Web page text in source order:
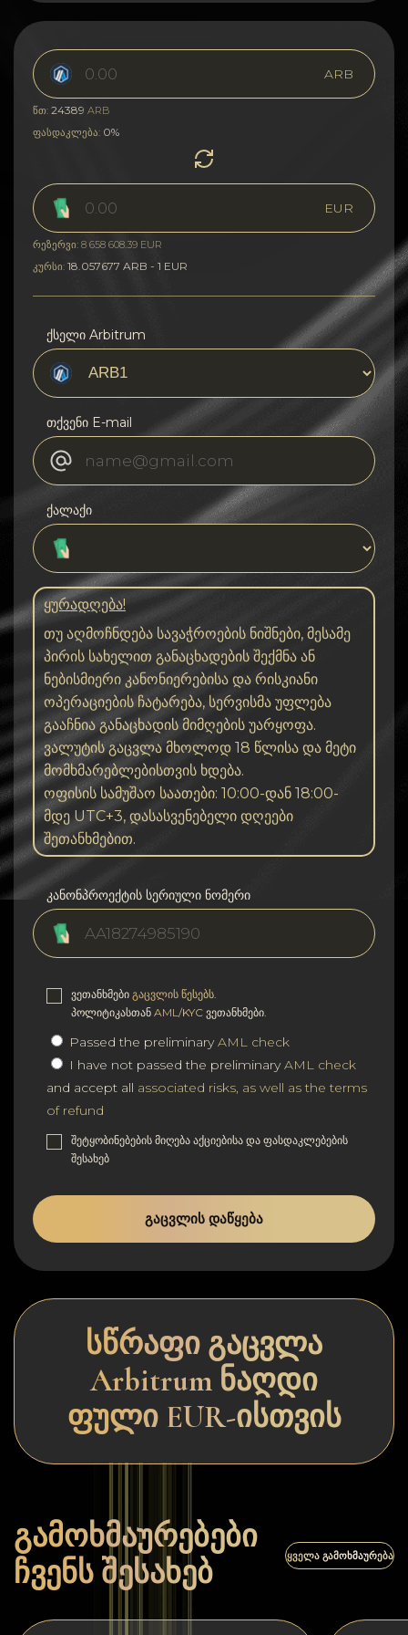
ARB
წთ: 24389 ARB
ფასდაკლება: 0%
EUR
რეზერვი: 8 658 608.39 EUR
კურსი: 18.057677 ARB - 1 EUR
ქსელი Arbitrum
თქვენი E-mail
ქალაქი
ყურადღება!
თუ აღმოჩნდება სავაჭროების ნიშნები, მესამე
პირის სახელით განაცხადების შექმნა ან
ნებისმიერი კანონიერებისა და რისკიანი
ოპერაციების ჩატარება, სერვისმა უფლება
გააჩნია განაცხადის მიმღების უარყოფა.
ვალუტის გაცვლა მხოლოდ 18 წლისა და მეტი
მომხმარებლებისთვის ხდება.
ოფისის სამუშაო საათები: 10:00-დან 18:00-
მდე UTC+3, დასასვენებელი დღეები
შეთანხმებით.
კანონპროექტის სერიული ნომერი
ვეთანხმები გაცვლის წესებს
პოლიტიკასთან AML/KYC ვეთანხმები.
Passed the preliminaryAML check
I have not passed the preliminaryAML check
and accept all associated risks, as well as the terms
of refund
შეტყობინებების მიღება აქციებისა და ფასდაკლებების
შესახებ
ᲒᲐᲪᲕᲚᲘᲡ ᲓᲐᲬᲧᲔᲑᲐ
სწრაფი გაცვლა
Arbitrum ნაღდი
ფული EUR-ისთვის
გამოხმაურებები
ჩვენს შესახებ
ᲧᲕᲔᲚᲐ ᲒᲐᲛᲝᲮᲛᲐᲣᲠᲔᲑᲐ